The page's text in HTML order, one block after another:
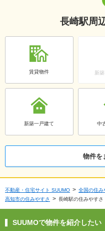
長崎駅周
賃貸物件 新
新築一戸建て 中
物件を
不動産・住宅サイト SUUMO 全国の住み
高知市の住みやすさ
長崎駅の住みやすさ
SUUMOで物件を紹介したい